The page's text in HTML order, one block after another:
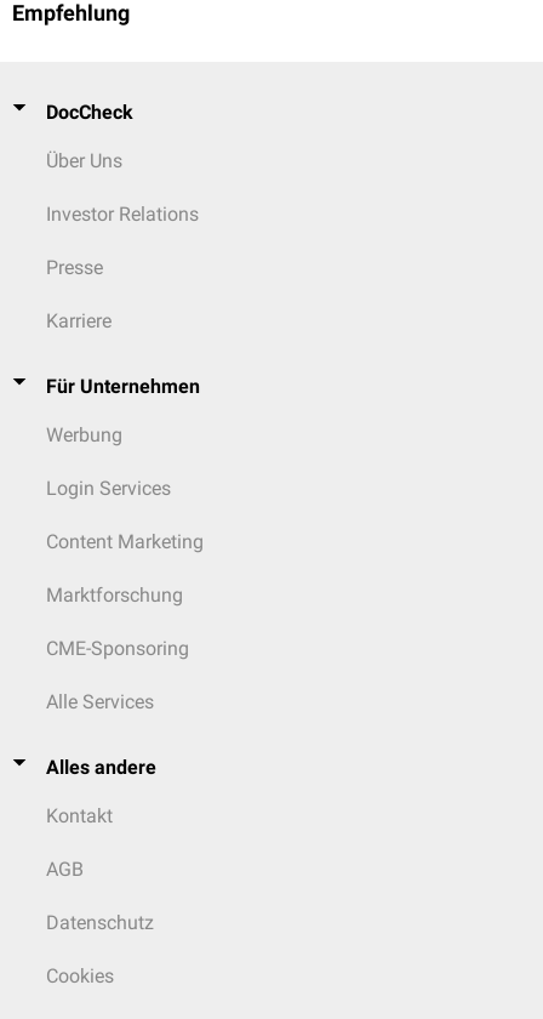
Empfehlung
DocCheck
Über Uns
Investor Relations
Presse
Karriere
Für Unternehmen
Werbung
Login Services
Content Marketing
Marktforschung
CME-Sponsoring
Alle Services
Alles andere
Kontakt
AGB
Datenschutz
Cookies